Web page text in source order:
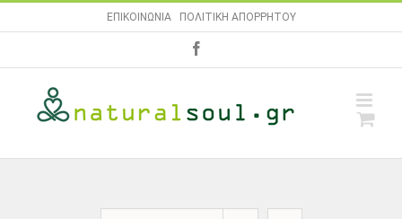
to
ΕΠΙΚΟΙΝΩΝΙΑ| ΠΟΛΙΤΙΚΗ ΑΠΟΡΡΗΤΟΥ